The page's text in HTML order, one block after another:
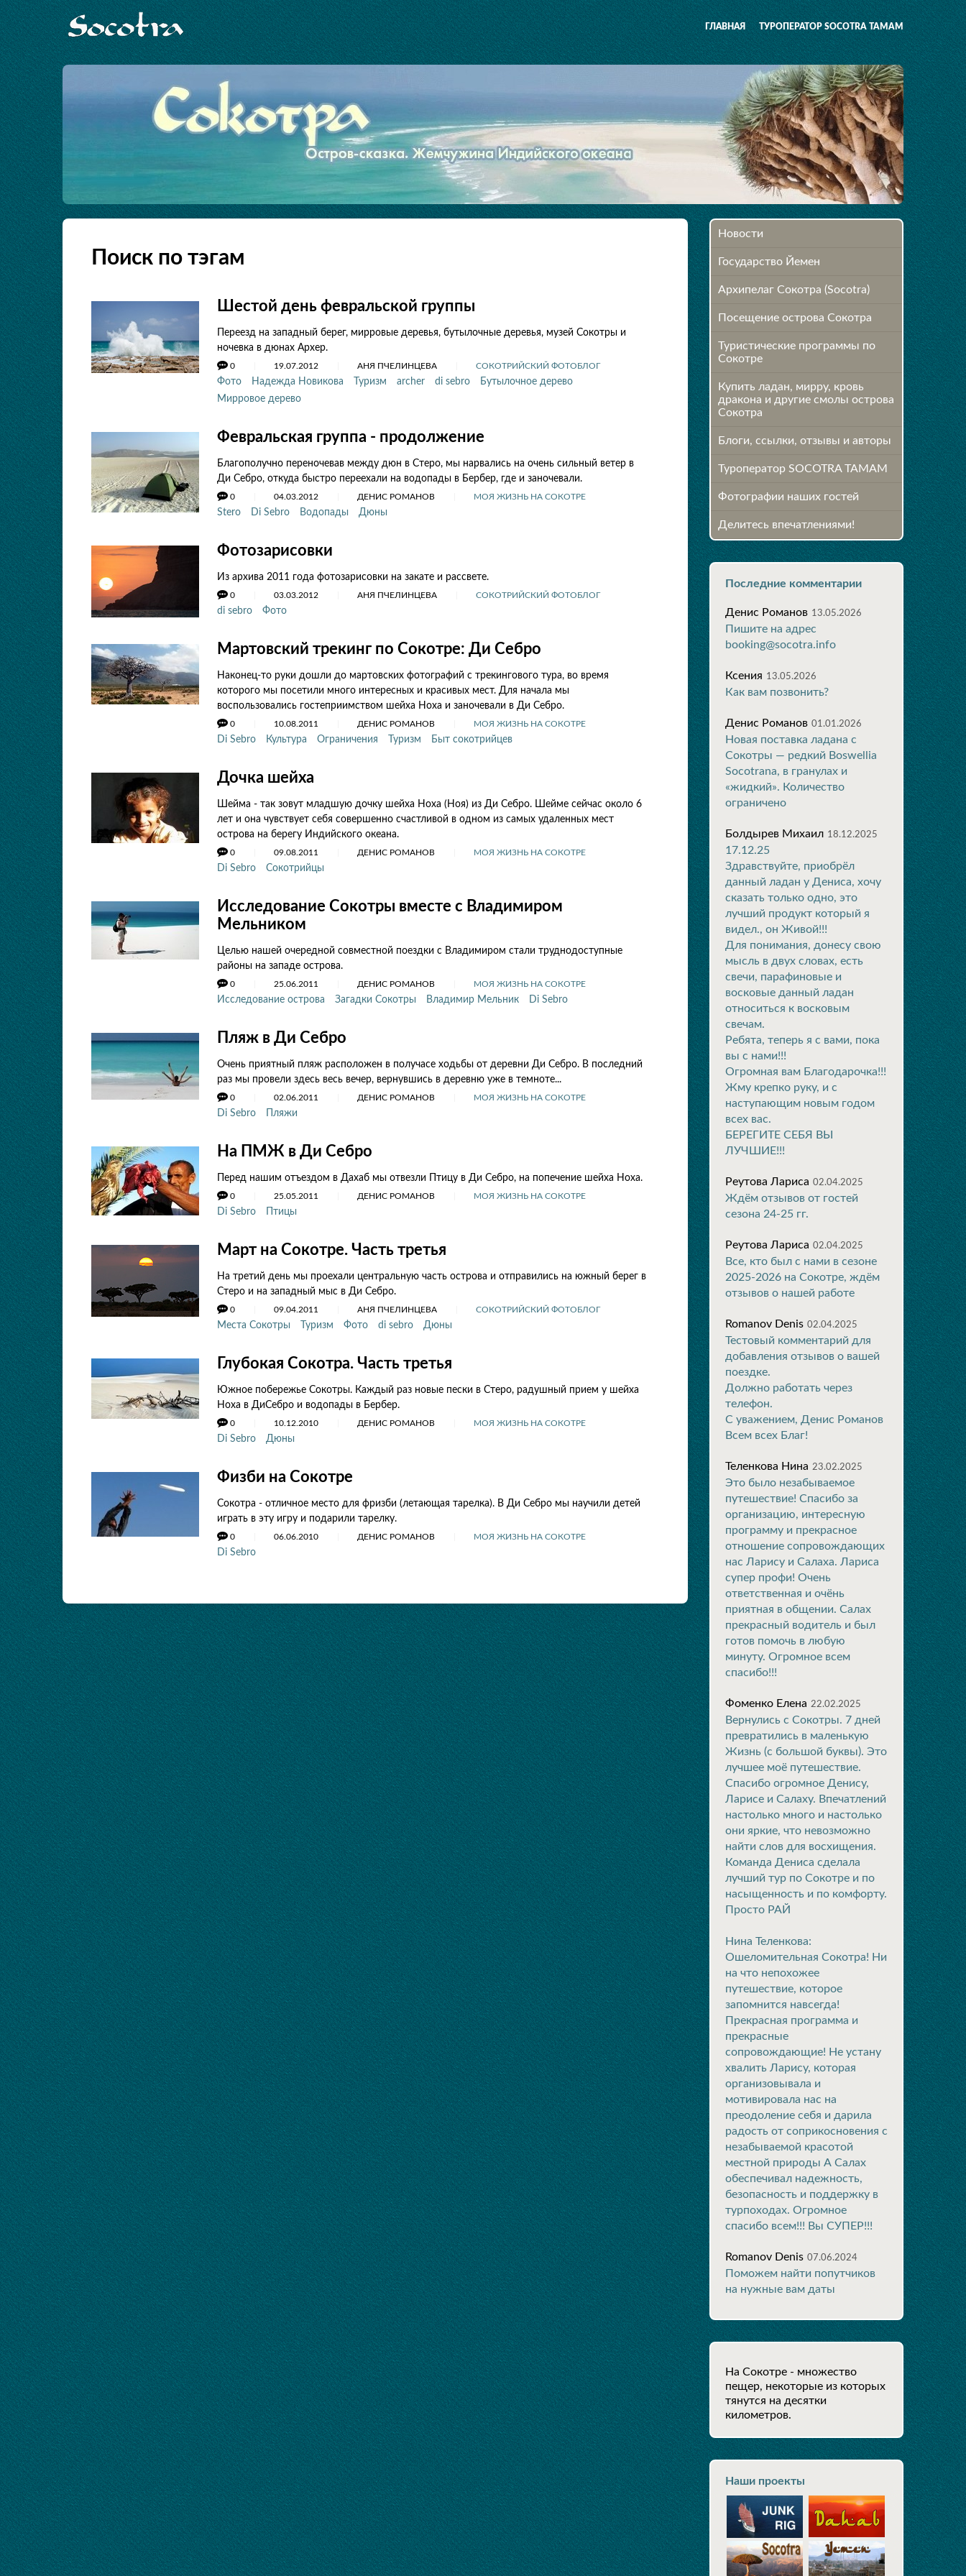
ГЛАВНАЯ ТУРОПЕРАТОР SOCOTRA TAMAM
Поиск по тэгам
Шестой день февральской группы
Переезд на западный берег, мирровые деревья, бутылочные деревья, музей Сокотры и
ночевка в дюнах Архер.
0 19.07.2012 АНЯ ПЧЕЛИНЦЕВА СОКОТРИЙСКИЙ ФОТОБЛОГ
Фото Надежда Новикова Туризм archer di sebro
Бутылочное дерево
Мирровое дерево
Февральская группа - продолжение
Благополучно переночевав между дюн в Стеро, мы нарвались на очень сильный ветер в
Ди Себро, откуда быстро переехали на водопады в Бербер, где и заночевали.
0 04.03.2012 ДЕНИС РОМАНОВ МОЯ ЖИЗНЬ НА СОКОТРЕ
Stero Di Sebro Водопады Дюны
Фотозарисовки
Из архива 2011 года фотозарисовки на закате и рассвете.
0 03.03.2012 АНЯ ПЧЕЛИНЦЕВА СОКОТРИЙСКИЙ ФОТОБЛОГ
di sebro Фото
Мартовский трекинг по Сокотре: Ди Себро
Наконец-то руки дошли до мартовских фотографий с трекингового тура, во время
которого мы посетили много интересных и красивых мест. Для начала мы
воспользовались гостеприимством шейха Ноха и заночевали в Ди Себро.
0 10.08.2011 ДЕНИС РОМАНОВ МОЯ ЖИЗНЬ НА СОКОТРЕ
Di Sebro Культура Ограничения Туризм Быт сокотрийцев
Дочка шейха
Шейма - так зовут младшую дочку шейха Ноха (Ноя) из Ди Себро. Шейме сейчас около 6
лет и она чувствует себя совершенно счастливой в одном из самых удаленных мест
острова на берегу Индийского океана.
0 09.08.2011 ДЕНИС РОМАНОВ МОЯ ЖИЗНЬ НА СОКОТРЕ
Di Sebro Сокотрийцы
Исследование Сокотры вместе с Владимиром
Мельником
Целью нашей очередной совместной поездки с Владимиром стали труднодоступные
районы на западе острова.
0 25.06.2011 ДЕНИС РОМАНОВ МОЯ ЖИЗНЬ НА СОКОТРЕ
Исследование острова Загадки Сокотры Владимир Мельник Di Sebro
Пляж в Ди Себро
Очень приятный пляж расположен в получасе ходьбы от деревни Ди Себро. В последний
раз мы провели здесь весь вечер, вернувшись в деревню уже в темноте...
0 02.06.2011 ДЕНИС РОМАНОВ МОЯ ЖИЗНЬ НА СОКОТРЕ
Di Sebro Пляжи
На ПМЖ в Ди Себро
Перед нашим отъездом в Дахаб мы отвезли Птицу в Ди Себро, на попечение шейха Ноха.
0 25.05.2011 ДЕНИС РОМАНОВ МОЯ ЖИЗНЬ НА СОКОТРЕ
Di Sebro Птицы
Март на Сокотре. Часть третья
На третий день мы проехали центральную часть острова и отправились на южный берег в
Стеро и на западный мыс в Ди Себро.
0 09.04.2011 АНЯ ПЧЕЛИНЦЕВА СОКОТРИЙСКИЙ ФОТОБЛОГ
Места Сокотры Туризм Фото di sebro Дюны
Глубокая Сокотра. Часть третья
Южное побережье Сокотры. Каждый раз новые пески в Стеро, радушный прием у шейха
Ноха в ДиСебро и водопады в Бербер.
0 10.12.2010 ДЕНИС РОМАНОВ МОЯ ЖИЗНЬ НА СОКОТРЕ
Di Sebro Дюны
Физби на Сокотре
Сокотра - отличное место для фризби (летающая тарелка). В Ди Себро мы научили детей
играть в эту игру и подарили тарелку.
0 06.06.2010 ДЕНИС РОМАНОВ МОЯ ЖИЗНЬ НА СОКОТРЕ
Di Sebro
Новости
Государство Йемен
Архипелаг Сокотра (Socotra)
Посещение острова Cокотра
Туристические программы по
Сокотре
Купить ладан, мирру, кровь
дракона и другие смолы острова
Сокотра
Блоги, ссылки, отзывы и авторы
Туроператор SOCOTRA TAMAM
Фотографии наших гостей
Делитесь впечатлениями!
Последние комментарии
Денис Романов 13.05.2026
Пишите на адрес
booking@socotra.info
Ксения 13.05.2026
Как вам позвонить?
Денис Романов 01.01.2026
Новая поставка ладана с
Сокотры — редкий Boswellia
Socotrana, в гранулах и
«жидкий». Количество
ограничено
Болдырев Михаил 18.12.2025
17.12.25
Здравствуйте, приобрёл
данный ладан у Дениса, хочу
сказать только одно, это
лучший продукт который я
видел., он Живой!!!
Для понимания, донесу свою
мысль в двух словах, есть
свечи, парафиновые и
восковые данный ладан
относиться к восковым
свечам.
Ребята, теперь я с вами, пока
вы с нами!!!
Огромная вам Благодарочка!!!
Жму крепко руку, и с
наступающим новым годом
всех вас.
БЕРЕГИТЕ СЕБЯ ВЫ
ЛУЧШИЕ!!!
Реутова Лариса 02.04.2025
Ждём отзывов от гостей
сезона 24-25 гг.
Реутова Лариса 02.04.2025
Все, кто был с нами в сезоне
2025-2026 на Сокотре, ждём
отзывов о нашей работе
Romanov Denis 02.04.2025
Тестовый комментарий для
добавления отзывов о вашей
поездке.
Должно работать через
телефон.
С уважением, Денис Романов
Всем всех Благ!
Теленкова Нина 23.02.2025
Это было незабываемое
путешествие! Спасибо за
организацию, интересную
программу и прекрасное
отношение сопровождающих
нас Ларису и Салаха. Лариса
супер профи! Очень
ответственная и очёнь
приятная в общении. Салах
прекрасный водитель и был
готов помочь в любую
минуту. Огромное всем
спасибо!!!
Фоменко Елена 22.02.2025
Вернулись с Сокотры. 7 дней
превратились в маленькую
Жизнь (с большой буквы). Это
лучшее моё путешествие.
Спасибо огромное Денису,
Ларисе и Салаху. Впечатлений
настолько много и настолько
они яркие, что невозможно
найти слов для восхищения.
Команда Дениса сделала
лучший тур по Сокотре и по
насыщенность и по комфорту.
Просто РАЙ
Нина Теленкова:
Ошеломительная Сокотра! Ни
на что непохожее
путешествие, которое
запомнится навсегда!
Прекрасная программа и
прекрасные
сопровождающие! Не устану
хвалить Ларису, которая
организовывала и
мотивировала нас на
преодоление себя и дарила
радость от соприкосновения с
незабываемой красотой
местной природы А Салах
обеспечивал надежность,
безопасность и поддержку в
турпоходах. Огромное
спасибо всем!!! Вы СУПЕР!!!
Romanov Denis 07.06.2024
Поможем найти попутчиков
на нужные вам даты
На Сокотре - множество
пещер, некоторые из которых
тянутся на десятки
километров.
Наши проекты